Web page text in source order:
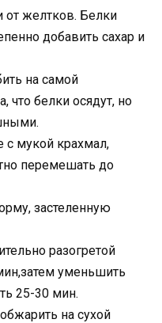
от желтков. Белки
добавить сахар и
на самой
что белки осядут, но
с мукой крахмал,
перемешать до
застеленную
разогретой
уменьшить
25-30 мин.
на сухой